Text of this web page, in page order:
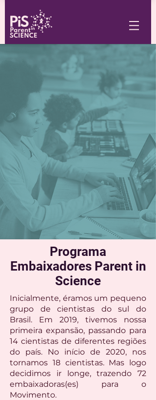
Programa
Embaixadores Parent in
Science
Inicialmente, éramos um pequeno
grupo de cientistas do sul do
Brasil. Em 2019, tivemos nossa
primeira expansão, passando para
14 cientistas de diferentes regiões
do país. No início de 2020, nos
tornamos 18 cientistas. Mas logo
decidimos ir longe, trazendo 72
embaixadoras(es) para o
Movimento.